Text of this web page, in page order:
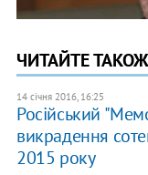
ЧИТАЙТЕ ТАКОЖ
14 січня 2016, 16:25
Російський
викрадення
2015 року